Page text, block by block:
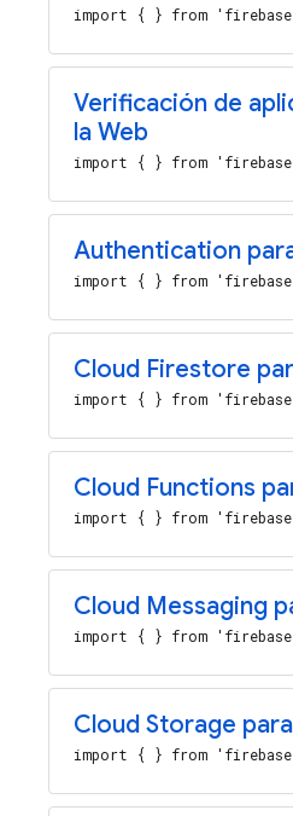
import { } from
Verificación de
la Web
import { } from
Authentication
import { } from
Cloud Firestore
import { } from
Cloud Functions
import { } from
Cloud Messaging
import { } from 'firebase/
Cloud Storage
import { } from